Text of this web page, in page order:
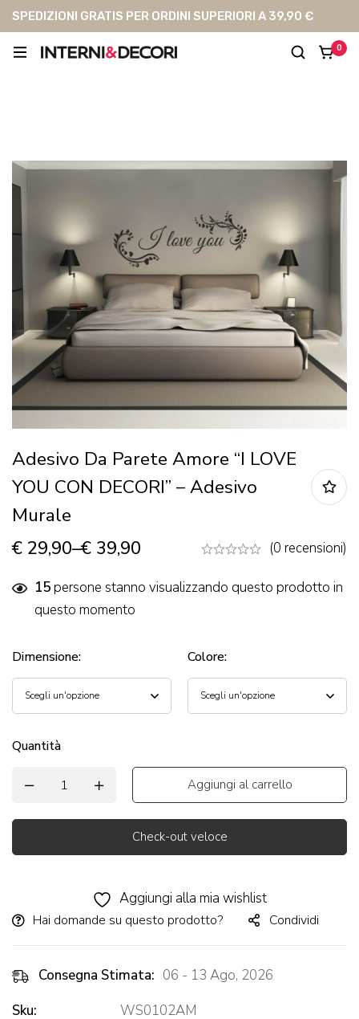
SPEDIZIONI GRATIS PER ORDINI SUPERIORI A 39,90 €
0
Adesivo Da Parete Amore “I LOVE
YOU CON DECORI” – Adesivo
Murale
€ 29,90–€ 39,90 (0 recensioni)
15persone stanno visualizzando questo prodotto in
questo momento
Dimensione: Colore:
Quantità
Aggiungi al carrello
Check-out veloce
Aggiungi alla mia wishlist
Hai domande su questo prodotto? Condividi
Consegna Stimata: 06 - 13 Ago, 2026
Sku:
WS0102AM